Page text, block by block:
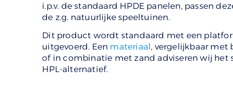
i.p.v. de standaard HPDE panelen, passen
de z.g. natuurlijke speeltuinen.
Dit product wordt standaard met een
uitgevoerd. Een materiaal, vergelijkbaar met
of in combinatie met zand adviseren wij het
HPL-alternatief.